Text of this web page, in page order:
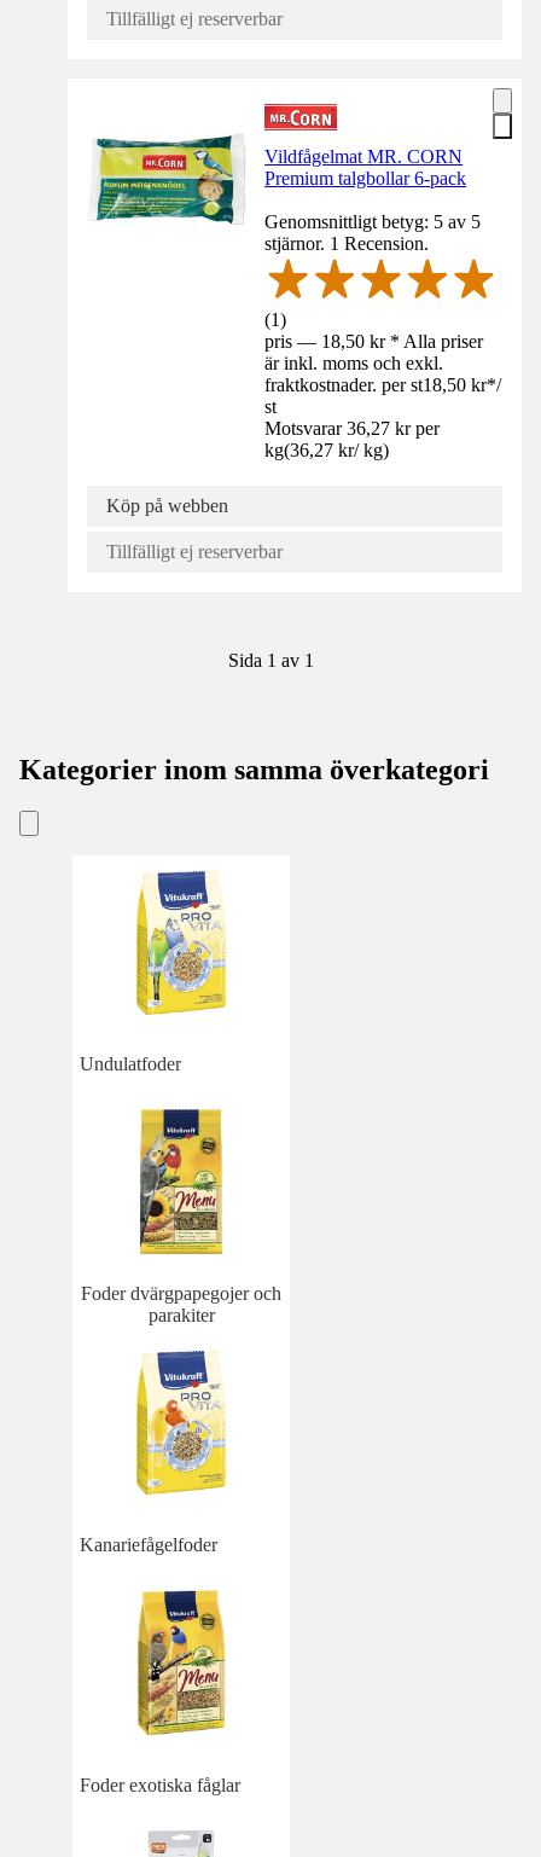
Tillfälligt ej reserverbar
Vildfågelmat MR. CORN
Premium talgbollar 6-pack
Genomsnittligt betyg: 5 av 5
stjärnor. 1 Recension.
(1)
pris — 18,50 kr * Alla priser
är inkl. moms och exkl.
fraktkostnader. per st18,50 kr*/
st
Motsvarar 36,27 kr per
kg(36,27 kr/ kg)
Köp på webben
Tillfälligt ej reserverbar
Sida 1 av 1
Kategorier inom samma överkategori
Undulatfoder
Foder dvärgpapegojer och
parakiter
Kanariefågelfoder
Foder exotiska fåglar